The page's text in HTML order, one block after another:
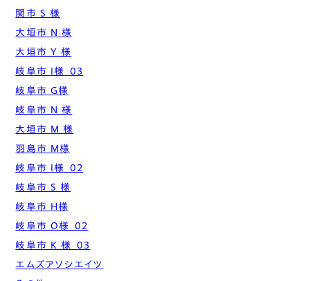
関市 S 様
大垣市 N 様
大垣市 Y 様
岐阜市 I様_03
岐阜市 G様
岐阜市 N 様
大垣市 M 様
羽島市 M様
岐阜市 I様_02
岐阜市 S 様
岐阜市 H様
岐阜市 O様_02
岐阜市 K 様_03
エムズアソシエイツ